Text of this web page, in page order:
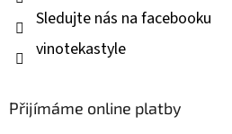
Sledujte nás na facebooku
vinotekastyle
Přijímáme online platby